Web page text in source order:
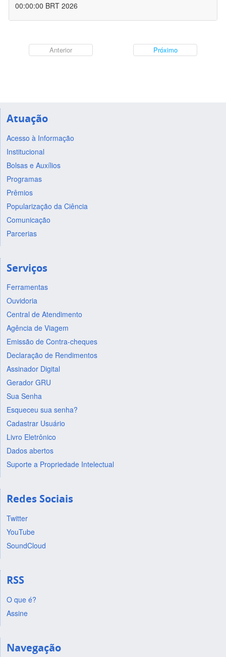
00:00:00 BRT 2026
Anterior Próximo
Atuação
Acesso à Informação
Institucional
Bolsas e Auxílios
Programas
Prêmios
Popularização da Ciência
Comunicação
Parcerias
Serviços
Ferramentas
Ouvidoria
Central de Atendimento
Agência de Viagem
Emissão de Contra-cheques
Declaração de Rendimentos
Assinador Digital
Gerador GRU
Sua Senha
Esqueceu sua senha?
Cadastrar Usuário
Livro Eletrônico
Dados abertos
Suporte a Propriedade Intelectual
Redes Sociais
Twitter
YouTube
SoundCloud
RSS
O que é?
Assine
Navegação